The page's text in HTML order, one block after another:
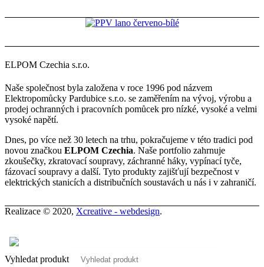
ELPOM Czechia s.r.o.
Naše společnost byla založena v roce 1996 pod názvem
Elektropomůcky Pardubice s.r.o. se zaměřením na vývoj, výrobu a
prodej ochranných i pracovních pomůcek pro nízké, vysoké a velmi
vysoké napětí.
Dnes, po více než 30 letech na trhu, pokračujeme v této tradici pod
novou značkou ELPOM Czechia. Naše portfolio zahrnuje
zkoušečky, zkratovací soupravy, záchranné háky, vypínací tyče,
fázovací soupravy a další. Tyto produkty zajišťují bezpečnost v
elektrických stanicích a distribučních soustavách u nás i v zahraničí.
Realizace © 2020, Xcreative - webdesign.
Vyhledat produkt